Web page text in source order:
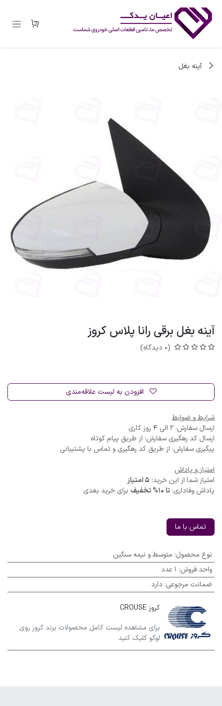
آینه بغل
آینه بغل برقی رانا پلاس کروز
(0 دیدگاه)
افزودن به لیست علاقه‌مندی
شرایط و ضوابط
ارسال سفارش: 2 الی 4 روز کاری
ارسال کد رهگیری سفارش: از طریق پیام کوتاه
پیگیری سفارش: از طریق کد رهگیری و تماس با پشتیبانی
امتیاز و پاداش
امتیاز شما از این خرید: 5 امتیاز
پاداش وفاداری: تا 10% تخفیف برای خرید بعدی
تماس با ما
نوع محصول: متوسط و نیمه سنگین
واحد فروش: 1 عدد
ضمانت مرجوعی: دارد
کروز CROUSE
برای مشاهده لیست کامل محصولات برند کروز روی
لوگو کلیک کنید